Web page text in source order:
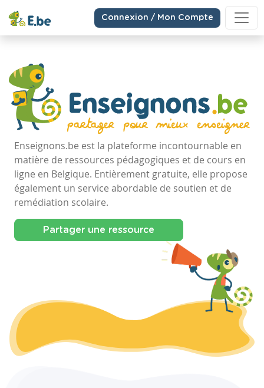
Connexion / Mon Compte
Enseignons.be est la plateforme incontournable en
matière de ressources pédagogiques et de cours en
ligne en Belgique. Entièrement gratuite, elle propose
également un service abordable de soutien et de
remédiation scolaire.
Partager une ressource